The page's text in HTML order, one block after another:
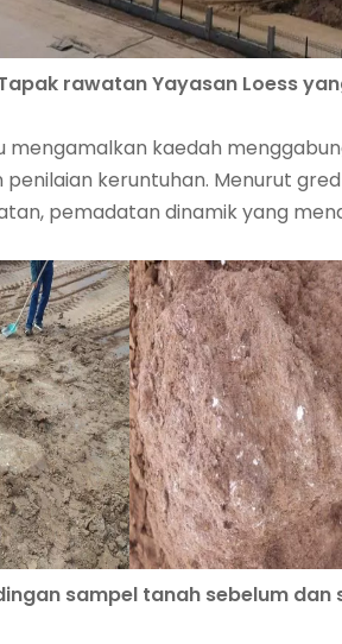
rawatan Yayasan Loess
mengamalkan kaedah
keruntuhan. Menurut
pemadatan dinamik yang
sampel tanah sebelum